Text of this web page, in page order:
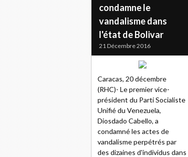
condamne le
vandalisme dans
l'état de Bolivar
21 Décembre 2016
Caracas, 20 décembre
(RHC)- Le premier vice-
président du Parti Socialiste
Unifié du Venezuela,
Diosdado Cabello, a
condamné les actes de
vandalisme perpétrés par
des dizaines d'individus dans